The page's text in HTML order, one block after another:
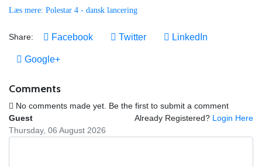
Læs mere: Polestar 4 - dansk lancering
Share: Facebook Twitter LinkedIn
Google+
Comments
No comments made yet. Be the first to submit a comment
Already Registered? Login Here
Guest
Thursday, 06 August 2026